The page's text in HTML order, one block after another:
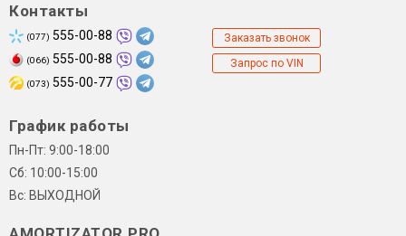
Контакты
(077) 555-00-88
(066) 555-00-88
(073) 555-00-77
Заказать звонок
Запрос по VIN
График работы
Пн-Пт: 9:00-18:00
Сб: 10:00-15:00
Вс: ВЫХОДНОЙ